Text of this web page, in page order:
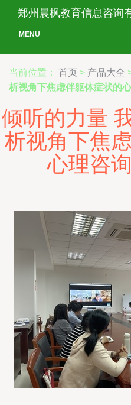
郑州晨枫教育信息咨询
MENU
当前位置： 首页 > 产品大全
析视角下焦虑伴躯体症状的
倾听的力量
析视角下焦
心理咨